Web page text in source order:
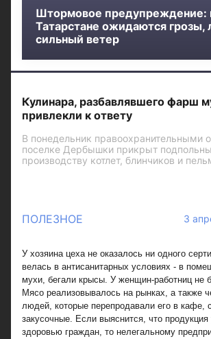
Штормовое предупреждение:
Татарстане ожидаются грозы,
сильный ветер
Кулинара, разбавлявшего фарш
привлекли к ответу
В понедельник правоохранительными
поселке Дербышки прикрыт
производству котлет, блинчиков и
ПОЛЕЗНОЕ 3
У хозяина цеха не оказалось ни одного
велась в антисанитарных условиях - в
мухи, бегали крысы. У женщин-работниц не
Мясо реализовывалось на рынках, а также
людей, которые перепродавали его в кафе,
закусочные. Если выяснится, что продукция
здоровью граждан, то нелегальному